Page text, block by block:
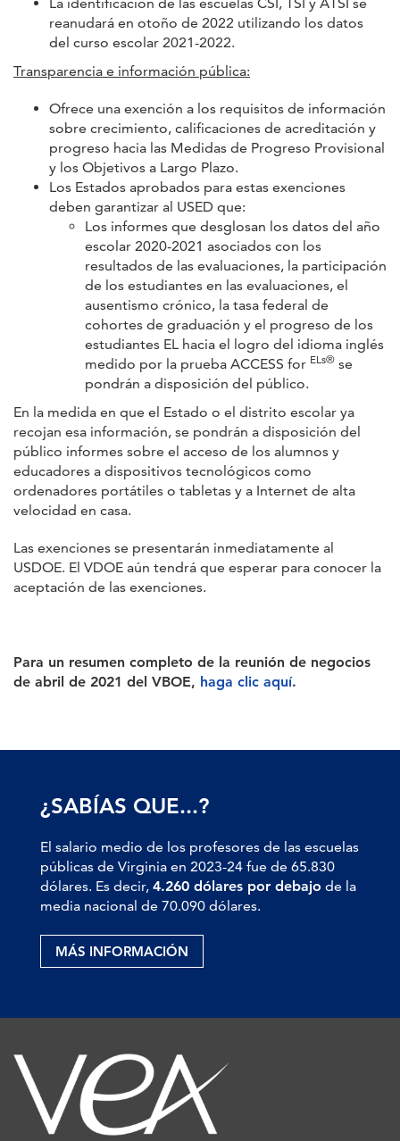
reanudará en otoño de 2022 utilizando los datos
del curso escolar 2021-2022.
Transparencia e información pública:
Ofrece una exención a los requisitos de información
sobre crecimiento, calificaciones de acreditación y
progreso hacia las Medidas de Progreso Provisional
y los Objetivos a Largo Plazo.
Los Estados aprobados para estas exenciones
deben garantizar al USED que:
Los informes que desglosan los datos del año
escolar 2020-2021 asociados con los
resultados de las evaluaciones, la participación
de los estudiantes en las evaluaciones, el
ausentismo crónico, la tasa federal de
cohortes de graduación y el progreso de los
estudiantes EL hacia el logro del idioma inglés
medido por la prueba ACCESS for ELs® se
pondrán a disposición del público.
En la medida en que el Estado o el distrito escolar ya
recojan esa información, se pondrán a disposición del
público informes sobre el acceso de los alumnos y
educadores a dispositivos tecnológicos como
ordenadores portátiles o tabletas y a Internet de alta
velocidad en casa.
Las exenciones se presentarán inmediatamente al
USDOE. El VDOE aún tendrá que esperar para conocer la
aceptación de las exenciones.
Para un resumen completo de la reunión de negocios
de abril de 2021 del VBOE, haga clic aquí.
¿SABÍAS QUE...?
El salario medio de los profesores de las escuelas
públicas de Virginia en 2023-24 fue de 65.830
dólares. Es decir, 4.260 dólares por debajo de la
media nacional de 70.090 dólares.
MÁS INFORMACIÓN